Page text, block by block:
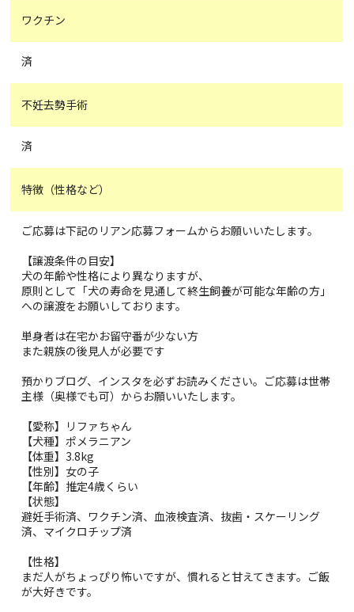
ワクチン
済
不妊去勢手術
済
特徴（性格など）
ご応募は下記のリアン応募フォームからお願いいたします。
【譲渡条件の目安】
犬の年齢や性格により異なりますが、
原則として「犬の寿命を見通して終生飼養が可能な年齢の方」
への譲渡をお願いしております。
単身者は在宅かお留守番が少ない方
また親族の後見人が必要です
預かりブログ、インスタを必ずお読みください。ご応募は世帯
主様（奥様でも可）からお願いいたします。
【愛称】リファちゃん
【犬種】ポメラニアン
【体重】3.8kg
【性別】女の子
【年齢】推定4歳くらい
【状態】
避妊手術済、ワクチン済、血液検査済、抜歯・スケーリング
済、マイクロチップ済
【性格】
まだ人がちょっぴり怖いですが、慣れると甘えてきます。ご飯
が大好きです。